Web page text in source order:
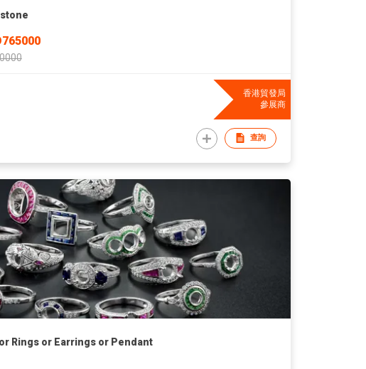
香港貿發局
參展商
查詢
Rings or Earrings or Pendant